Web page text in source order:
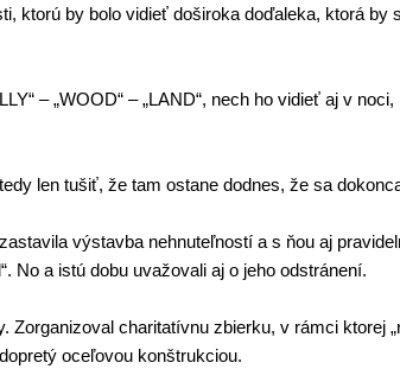
ktorú by bolo vidieť doširoka doďaleka, ktorá
“ – „WOOD“ – „LAND“, nech ho vidieť aj v
len tušiť, že tam ostane dodnes, že sa
výstavba nehnuteľností a s ňou aj
“. No a istú dobu uvažovali aj o jeho odstránení.
Zorganizoval charitatívnu zbierku, v rámci ktorej „
oceľovou konštrukciou.